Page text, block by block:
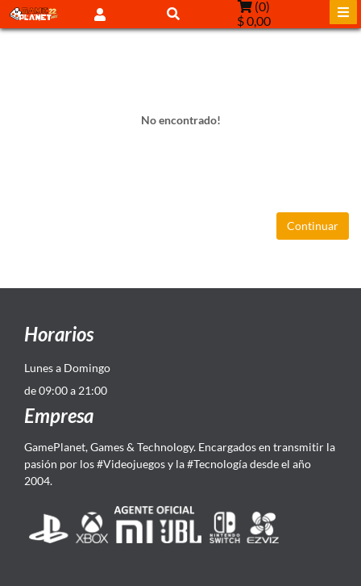
(0)
$ 0,00
No encontrado!
Continuar
Horarios
Lunes a Domingo
de 09:00 a 21:00
Empresa
GamePlanet, Games & Technology. Encargados en transmitir la
pasión por los #Videojuegos y la #Tecnología desde el año
2004.